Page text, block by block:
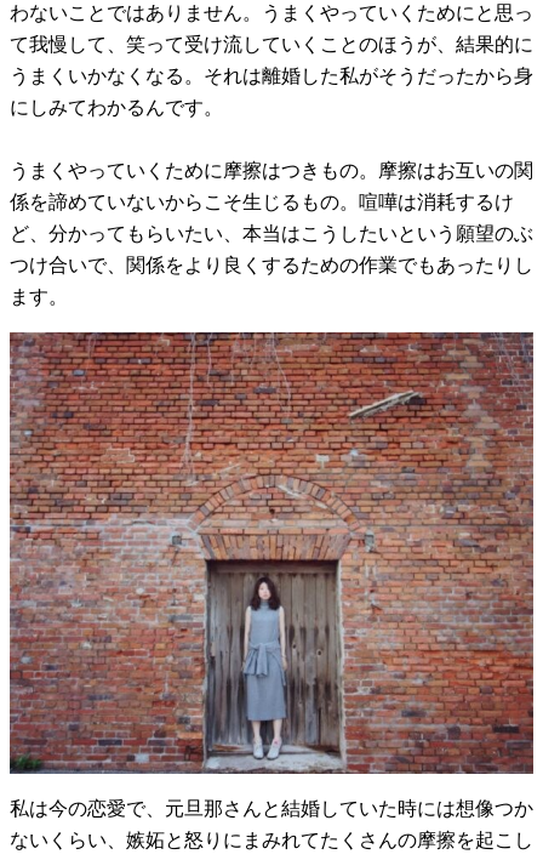
わないことではありません。うまくやっていくためにと思っ
て我慢して、笑って受け流していくことのほうが、結果的に
うまくいかなくなる。それは離婚した私がそうだったから身
にしみてわかるんです。
うまくやっていくために摩擦はつきもの。摩擦はお互いの関
係を諦めていないからこそ生じるもの。喧嘩は消耗するけ
ど、分かってもらいたい、本当はこうしたいという願望のぶ
つけ合いで、関係をより良くするための作業でもあったりし
ます。
私は今の恋愛で、元旦那さんと結婚していた時には想像つか
ないくらい、嫉妬と怒りにまみれてたくさんの摩擦を起こし